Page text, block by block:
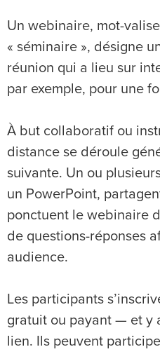
Un webinaire, mot-
« séminaire », désigne
réunion qui a lieu sur
par exemple, pour une
À but collaboratif ou
distance se déroule
suivante. Un ou
un PowerPoint,
ponctuent le webinaire
de questions-réponses
audience.
Les participants
gratuit ou payant — et y
lien. Ils peuvent